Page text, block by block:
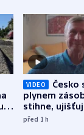
VIDEO
Česko
plynem
stihne,
expert.
před 1h